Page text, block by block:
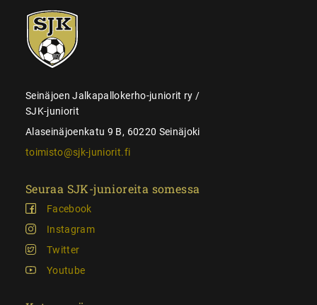
SJK-
juniorit
Seinäjoen Jalkapallokerho-juniorit ry /
SJK-juniorit
Alaseinäjoenkatu 9 B, 60220 Seinäjoki
toimisto@sjk-juniorit.fi
Seuraa SJK-junioreita somessa
Facebook
Instagram
Twitter
Youtube